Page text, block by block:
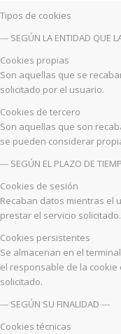
Tipos de cookies
--- SEGÚN LA ENTIDAD QUE
Cookies propias
Son aquellas que se
solicitado por el usuario.
Cookies de tercero
Son aquellas que son
se pueden considerar
--- SEGÚN EL PLAZO DE
Cookies de sesión
Recaban datos mientras el
prestar el servicio solicitado.
Cookies persistentes
Se almacenan en el
el responsable de la
solicitado.
--- SEGÚN SU FINALIDAD ---
Cookies técnicas